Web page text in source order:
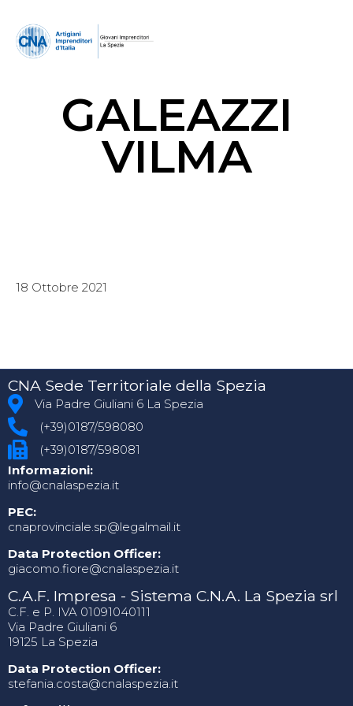
GALEAZZI
VILMA
18 Ottobre 2021
CNA Sede Territoriale della Spezia
Via Padre Giuliani 6 La Spezia
(+39)0187/598080
(+39)0187/598081
Informazioni:
info@cnalaspezia.it
PEC:
cnaprovinciale.sp@legalmail.it
Data Protection Officer:
giacomo.fiore@cnalaspezia.it
C.A.F. Impresa - Sistema C.N.A. La Spezia srl
C.F. e P. IVA 01091040111
Via Padre Giuliani 6
19125 La Spezia
Data Protection Officer:
stefania.costa@cnalaspezia.it